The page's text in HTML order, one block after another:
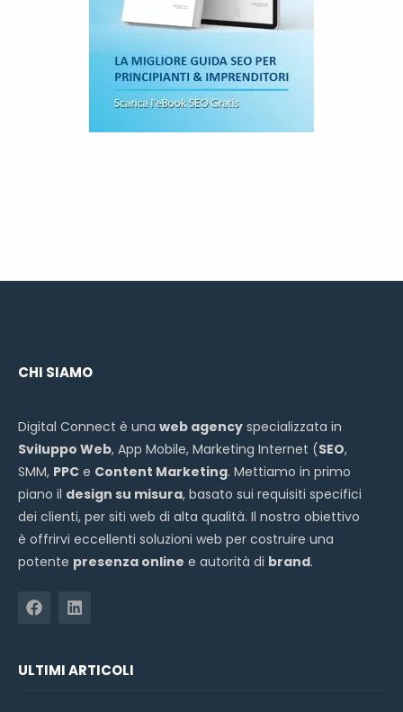
CHI SIAMO
Digital Connect è una web agency specializzata in
Sviluppo Web, App Mobile, Marketing Internet (SEO,
SMM, PPC e Content Marketing. Mettiamo in primo
piano il design su misura, basato sui requisiti specifici
dei clienti, per siti web di alta qualità. Il nostro obiettivo
è offrirvi eccellenti soluzioni web per costruire una
potente presenza online e autorità di brand.
ULTIMI ARTICOLI